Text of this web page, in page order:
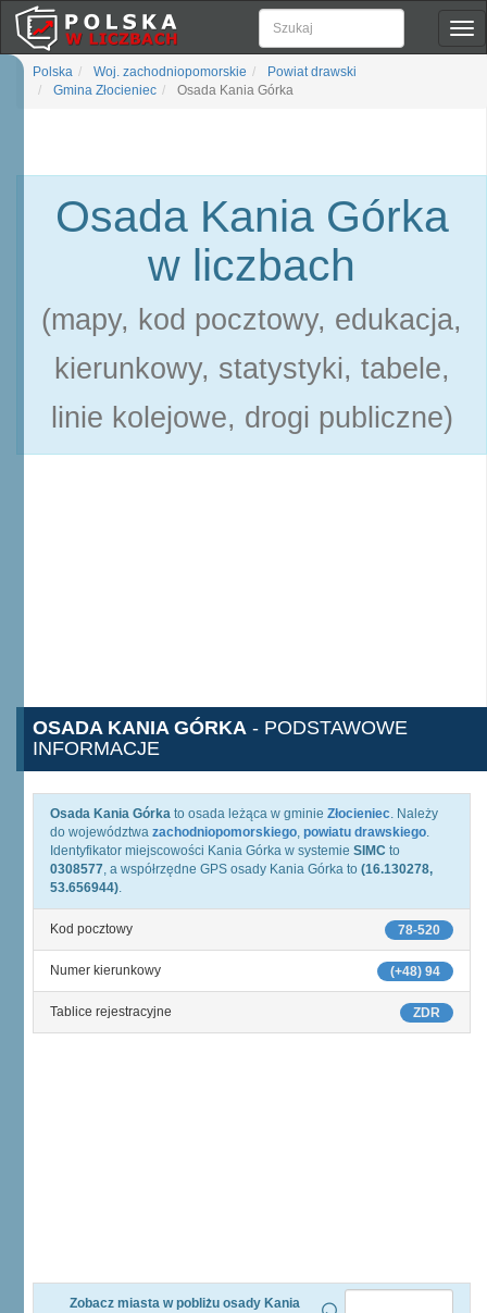
Polska Woj. zachodniopomorskie
Powiat drawski
Gmina Złocieniec
Osada Kania Górka
Osada Kania Górka
w liczbach
(mapy, kod pocztowy, edukacja,
kierunkowy, statystyki, tabele,
linie kolejowe, drogi publiczne)
OSADA KANIA GÓRKA - PODSTAWOWE
INFORMACJE
Osada Kania Górka to osada leżąca w gminie Złocieniec. Należy
do województwa zachodniopomorskiego, powiatu drawskiego.
Identyfikator miejscowości Kania Górka w systemie SIMC to
0308577, a współrzędne GPS osady Kania Górka to (16.130278,
53.656944).
78-520
Kod pocztowy
(+48) 94
Numer kierunkowy
ZDR
Tablice rejestracyjne
Zobacz miasta w pobliżu osady Kania